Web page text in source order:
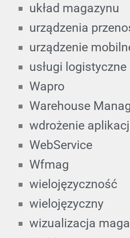
układ magazynu
urządzenia
urządzenie
usługi logistyczne
Wapro
Warehouse
wdrożenie
WebService
Wfmag
wielojęzyczność
wielojęzyczny
wizualizacja